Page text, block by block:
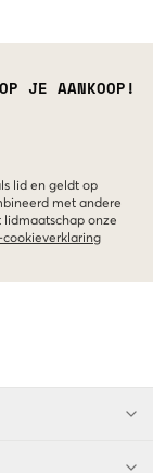
JE AANKOOP!
lid en geldt op
met andere
onze